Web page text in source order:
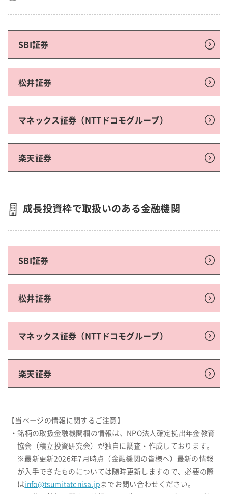
SBI証券
松井証券
マネックス証券（NTTドコモグループ）
楽天証券
成長投資枠で取扱いのある金融機関
SBI証券
松井証券
マネックス証券（NTTドコモグループ）
楽天証券
【当ページの情報に関するご注意】
・銘柄の取扱金融機関欄の情報は、NPO法人確定拠出年金教育
協会（積立投資研究会）が独自に調査・作成しております。
※最新更新2026年7月時点（金融機関の皆様へ）最新の情報
が入手できたものについては随時更新しますので、必要の際
はinfo@tsumitatenisa.jp までお問い合わせください。